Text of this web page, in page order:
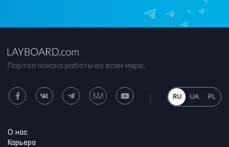
Портал поиска работы во всем мире.
RU UA PL
О нас
Карьера